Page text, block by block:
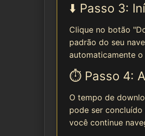
⬇️ Passo 3:
Clique no botão
padrão do seu
automaticamente
⏱️ Passo 4:
O tempo de
pode ser
você continue